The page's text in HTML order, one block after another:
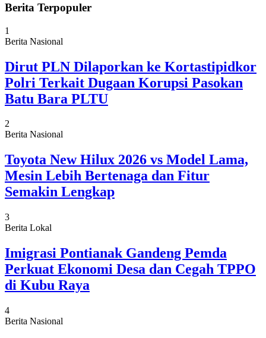
Berita Terpopuler
1
Berita Nasional
Dirut PLN Dilaporkan ke Kortastipidkor
Polri Terkait Dugaan Korupsi Pasokan
Batu Bara PLTU
2
Berita Nasional
Toyota New Hilux 2026 vs Model Lama,
Mesin Lebih Bertenaga dan Fitur
Semakin Lengkap
3
Berita Lokal
Imigrasi Pontianak Gandeng Pemda
Perkuat Ekonomi Desa dan Cegah TPPO
di Kubu Raya
4
Berita Nasional